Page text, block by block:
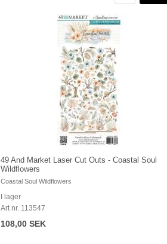
49 And Market Laser Cut Outs - Coastal Soul
Wildflowers
Coastal Soul Wildflowers
I lager
Art nr. 113547
108,00 SEK